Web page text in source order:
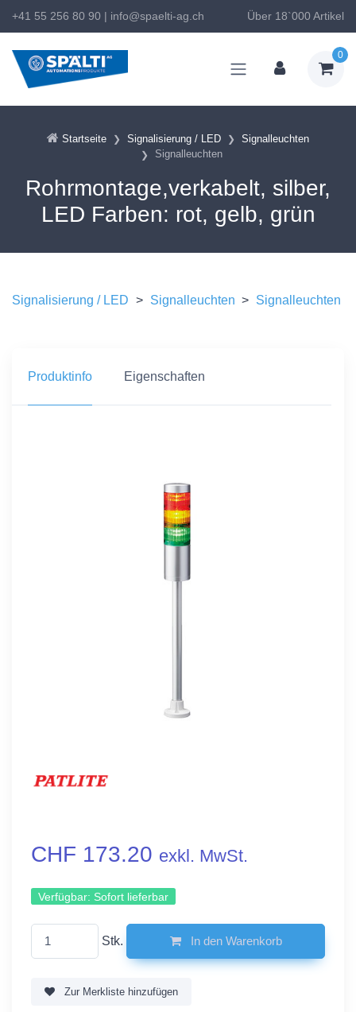
+41 55 256 80 90 | info@spaelti-ag.ch Über 18`000 Artikel
0
Startseite Signalisierung / LED
Signalleuchten
Signalleuchten
Rohrmontage,verkabelt, silber,
LED Farben: rot, gelb, grün
Signalisierung / LED > Signalleuchten > Signalleuchten
Produktinfo Eigenschaften
CHF 173.20 exkl. MwSt.
Verfügbar: Sofort lieferbar
Stk. In den Warenkorb
Zur Merkliste hinzufügen